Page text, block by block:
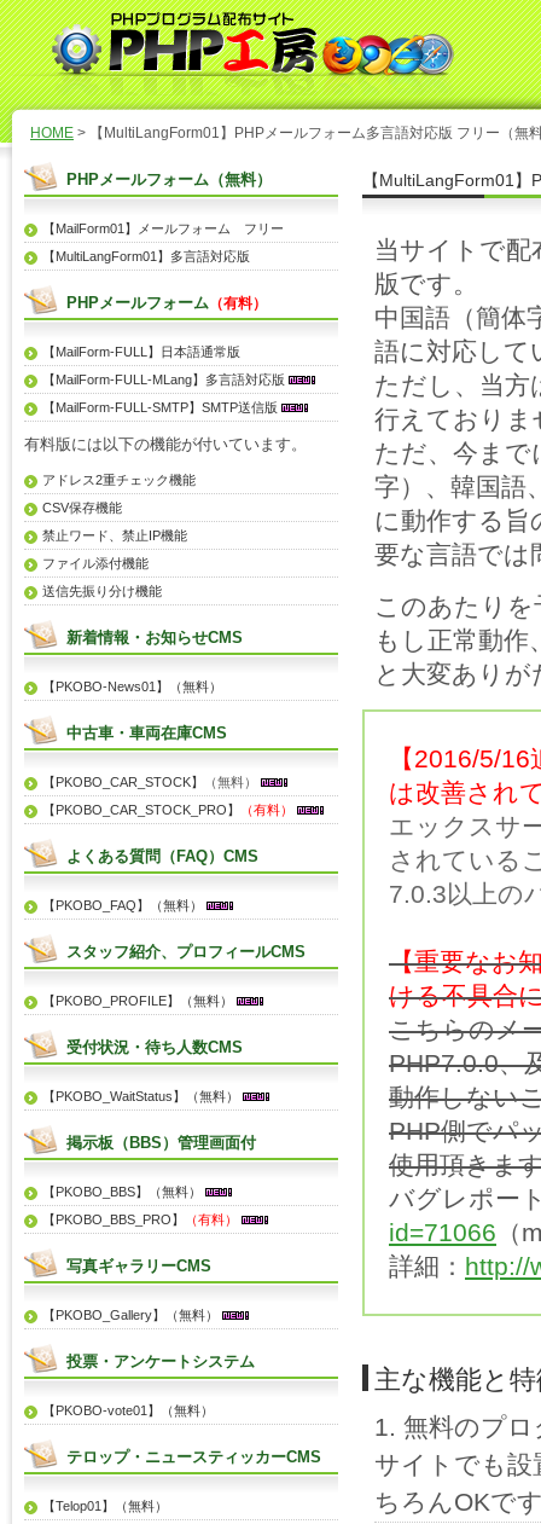
HOME > 【MultiLangForm01】PHPメールフォーム多言語対応版 フリー（無
【MultiLangForm01
当サイトで
版です。
中国語（簡体
語に対応して
ただし、当方
行えておりま
ただ、今まで
字）、韓国語
に動作する
要な言語では
このあたり
もし正常動
と大変あり
【2016/5/
は改善され
エックスサ
されている
7.0.3以上の
【重要なお
ける不具合
こちらのメ
PHP7.0.0、
動作しない
PHP側でパ
使用頂きま
バグレポー
id=71066
詳細： http://
主な機能と
無料のプ
サイトでも
ちろんOKで
PHPメールフォーム（無料）
【MailForm01】メールフォーム フリー
【MultiLangForm01】多言語対応版
PHPメールフォーム （有料）
【MailForm-FULL】日本語通常版
【MailForm-FULL-MLang】多言語対応版
【MailForm-FULL-SMTP】SMTP送信版
有料版には以下の機能が付いています。
アドレス2重チェック機能
CSV保存機能
禁止ワード、禁止IP機能
ファイル添付機能
送信先振り分け機能
新着情報・お知らせCMS
【PKOBO-News01】（無料）
中古車・車両在庫CMS
【PKOBO_CAR_STOCK】
（無料）
【PKOBO_CAR_STOCK_PRO】
（有料）
よくある質問（FAQ）CMS
【PKOBO_FAQ】（無料）
スタッフ紹介、プロフィールCMS
【PKOBO_PROFILE】（無料）
受付状況・待ち人数CMS
【PKOBO_WaitStatus】（無料）
掲示板（BBS）管理画面付
【PKOBO_BBS】（無料）
【PKOBO_BBS_PRO】
（有料）
写真ギャラリーCMS
【PKOBO_Gallery】（無料）
投票・アンケートシステム
【PKOBO-vote01】（無料）
テロップ・ニュースティッカーCMS
【Telop01】（無料）